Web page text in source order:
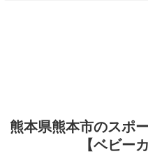
熊本県熊本市のスポ
【ベビー